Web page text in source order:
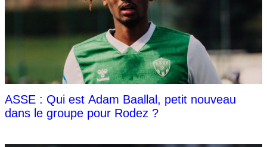
ASSE : Qui est Adam Baallal, petit nouveau
dans le groupe pour Rodez ?